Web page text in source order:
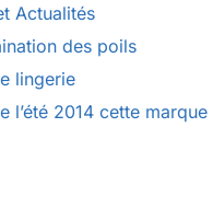
Actualités
des poils
lingerie
l’été 2014 cette marque